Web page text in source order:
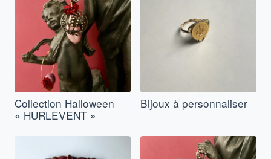
Collection Halloween
« HURLEVENT »
Bijoux à personnaliser